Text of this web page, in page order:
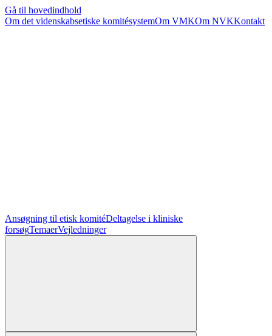
Gå til hovedindhold
Om det videnskabsetiske komitésystemOm VMKOm NVKKontakt
Ansøgning til etisk komitéDeltagelse i kliniske
forsøgTemaerVejledninger